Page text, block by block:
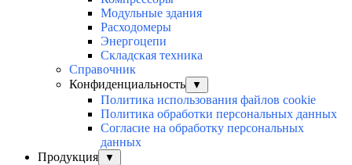
Модульные здания
Расходомеры
Энергоцепи
Складская техника
Справочник
Конфиденциальность
▼
Политика использования файлов cookie
Политика обработки персональных данных
Согласие на обработку персональных
данных
Продукция
▼